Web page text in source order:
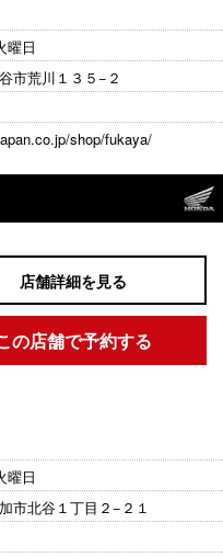
曜日
市荒川１３５−２
shop/fukaya/
店舗詳細を見る
の店舗で予約する
曜日
市北谷１丁目２−２１